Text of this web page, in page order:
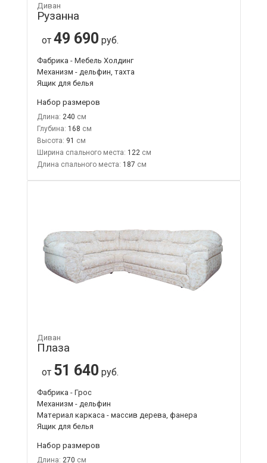
Диван
Рузанна
от 49 690 руб.
Фабрика - Мебель Холдинг
Механизм - дельфин, тахта
Ящик для белья
Набор размеров
Длина: 240
Глубина: 168
Высота: 91
Ширина спального места: 122
Длина спального места: 187
Диван
Плаза
от 51 640 руб.
Фабрика - Грос
Механизм - дельфин
Материал каркаса - массив дерева, фанера
Ящик для белья
Набор размеров
Длина: 270